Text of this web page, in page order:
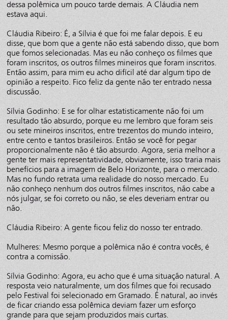
dessa polêmica um pouco tarde demais. A Cláudia nem
estava aqui.
Cláudia Ribeiro: É, a Sílvia é que foi me falar depois. E eu
disse, que bom que a gente não está sabendo disso, que bom
que fomos selecionadas. Mas eu não conheço os filmes que
foram inscritos, os outros filmes mineiros que foram inscritos.
Então assim, para mim eu acho difícil até dar algum tipo de
opinião a respeito. Fico feliz da gente não ter entrado nessa
discussão.
Sílvia Godinho: E se for olhar estatisticamente não foi um
resultado tão absurdo, porque eu me lembro que foram seis
ou sete mineiros inscritos, entre trezentos do mundo inteiro,
entre cento e tantos brasileiros. Então se você for pegar
proporcionalmente não é tão absurdo. Agora, seria melhor a
gente ter mais representatividade, obviamente, isso traria mais
benefícios para a imagem de Belo Horizonte, para o mercado.
Mas no fundo retrata uma realidade do nosso mercado. Eu
não conheço nenhum dos outros filmes inscritos, não cabe a
nós julgar, se foi correto ou não, se eles deveriam entrar ou
não.
Cláudia Ribeiro: A gente ficou feliz do nosso ter entrado.
Mulheres: Mesmo porque a polêmica não é contra vocês, é
contra a comissão.
Sílvia Godinho: Agora, eu acho que é uma situação natural. A
resposta veio naturalmente, um dos filmes que foi recusado
pelo Festival foi selecionado em Gramado. É natural, ao invés
de ficar criando essa polêmica deviam fazer um esforço
grande para que sejam produzidos mais curtas.